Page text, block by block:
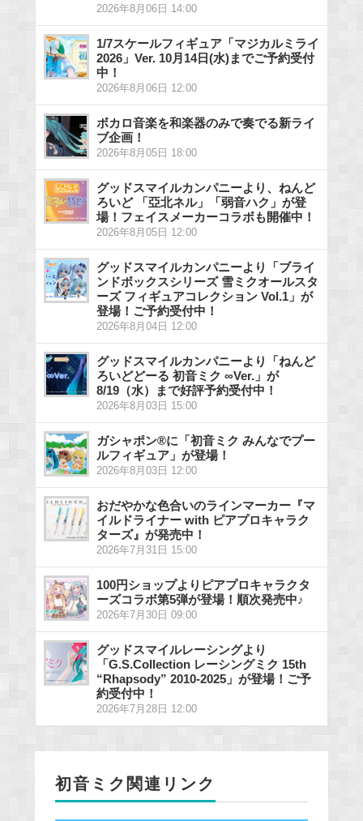
2026年8月06日 14:00
1/7スケールフィギュア「マジカルミライ
2026」Ver. 10月14日(水)までご予約受付
中！
2026年8月06日 12:00
ボカロ音楽を和楽器のみで奏でる新ライ
ブ企画！
2026年8月05日 18:00
グッドスマイルカンパニーより、ねんど
ろいど 「亞北ネル」「弱音ハク」が登
場！フェイスメーカーコラボも開催中！
2026年8月05日 12:00
グッドスマイルカンパニーより「ブライ
ンドボックスシリーズ 雪ミクオールスタ
ーズ フィギュアコレクション Vol.1」が
登場！ご予約受付中！
2026年8月04日 12:00
グッドスマイルカンパニーより「ねんど
ろいどどーる 初音ミク ∞Ver.」が
8/19（水）まで好評予約受付中！
2026年8月03日 15:00
ガシャポン®に「初音ミク みんなでプー
ルフィギュア」が登場！
2026年8月03日 12:00
おだやかな色合いのラインマーカー『マ
イルドライナー with ピアプロキャラク
ターズ』が発売中！
2026年7月31日 15:00
100円ショップよりピアプロキャラクタ
ーズコラボ第5弾が登場！順次発売中♪
2026年7月30日 09:00
グッドスマイルレーシングより
「G.S.Collection レーシングミク 15th
“Rhapsody” 2010-2025」が登場！ご予
約受付中！
2026年7月28日 12:00
初音ミク関連リンク